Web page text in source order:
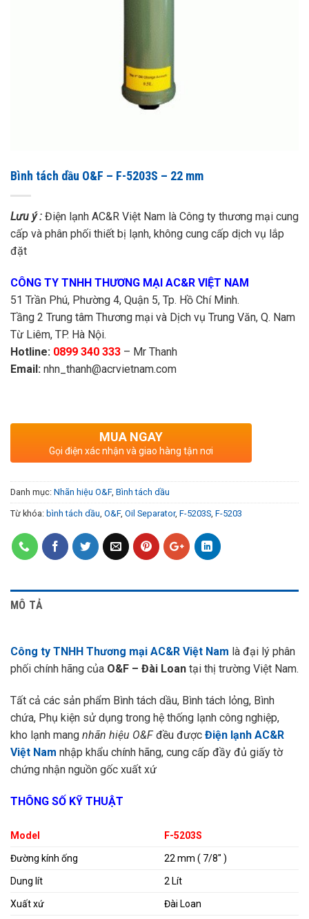
Bình tách dầu O&F – F-5203S – 22 mm
Lưu ý : Điện lạnh AC&R Việt Nam là Công ty thương mại cung
cấp và phân phối thiết bị lạnh, không cung cấp dịch vụ lắp
đặt
CÔNG TY TNHH THƯƠNG MẠI AC&R VIỆT NAM
51 Trần Phú, Phường 4, Quận 5, Tp. Hồ Chí Minh.
Tầng 2 Trung tâm Thương mại và Dịch vụ Trung Văn, Q. Nam
Từ Liêm, TP. Hà Nội.
Hotline: 0899 340 333 – Mr Thanh
Email: nhn_thanh@acrvietnam.com
MUA NGAY
Gọi điện xác nhận và giao hàng tận nơi
Danh mục: Nhãn hiệu O&F, Bình tách dầu
Từ khóa: bình tách dầu, O&F, Oil Separator, F-5203S, F-5203
MÔ TẢ
Công ty TNHH Thương mại AC&R Việt Nam là đại lý phân
phối chính hãng của O&F – Đài Loan tại thị trường Việt Nam.
Tất cả các sản phẩm Bình tách dầu, Bình tách lỏng, Bình
chứa, Phụ kiện sử dụng trong hệ thống lạnh công nghiệp,
kho lạnh mang nhãn hiệu O&Fđều được Điện lạnh AC&R
Việt Nam nhập khẩu chính hãng, cung cấp đầy đủ giấy tờ
chứng nhận nguồn gốc xuất xứ
THÔNG SỐ KỸ THUẬT
Model F-5203S
Đường kính ống 22 mm ( 7/8″ )
Dung lít 2 Lít
Xuất xứ Đài Loan